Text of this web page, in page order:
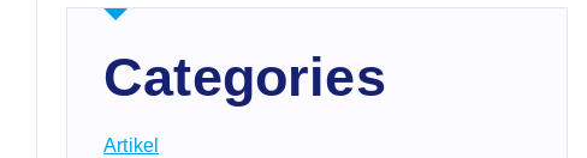
Categories
Artikel